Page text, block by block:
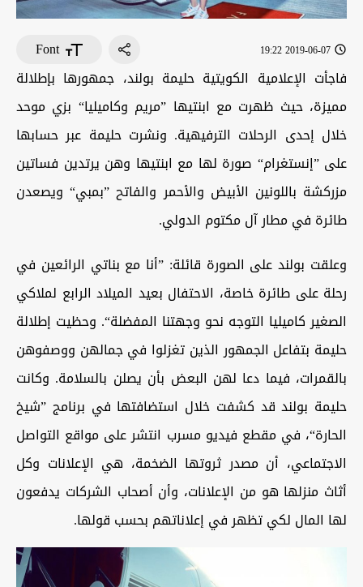
2019-06-07 19:22
Font
فاجأت الإعلامية الكويتية حليمة بولند، جمهورها بإطلالة
مميزة، حيث ظهرت مع ابنتيها ”مريم وكاميليا“ بزي موحد
خلال إحدى الرحلات الترفيهية. ونشرت حليمة عبر حسابها
على ”إنستغرام“ صورة لها مع ابنتيها وهن يرتدين فساتين
مزركشة باللونين الأبيض والأحمر والفاتح ”بمبي“ ويصعدن
طائرة في مطار آل مكتوم الدولي.
وعلقت بولند على الصورة قائلة: ”أنا مع بناتي الرائعين في
رحلة على طائرة خاصة، الاحتفال بعيد الميلاد الرابع لملاكي
الصغير كاميليا التوجه نحو وجهتنا المفضلة“. وحظيت إطلالة
حليمة بتفاعل الجمهور الذين تغزلوا في جمالهن ووصفوهن
بالقمرات، فيما دعا لهن البعض بأن يصلن بالسلامة. وكانت
حليمة بولند قد كشفت خلال استضافتها في برنامج ”شيخ
الحارة“، في مقطع فيديو مسرب انتشر على مواقع التواصل
الاجتماعي، أن مصدر ثروتها الضخمة، هي الإعلانات وكل
أثاث منزلها هو من الإعلانات، وأن أصحاب الشركات يدفعون
لها المال لكي تظهر في إعلاناتهم بحسب قولها.